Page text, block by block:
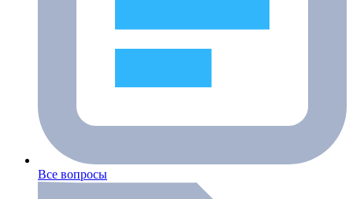
Все вопросы